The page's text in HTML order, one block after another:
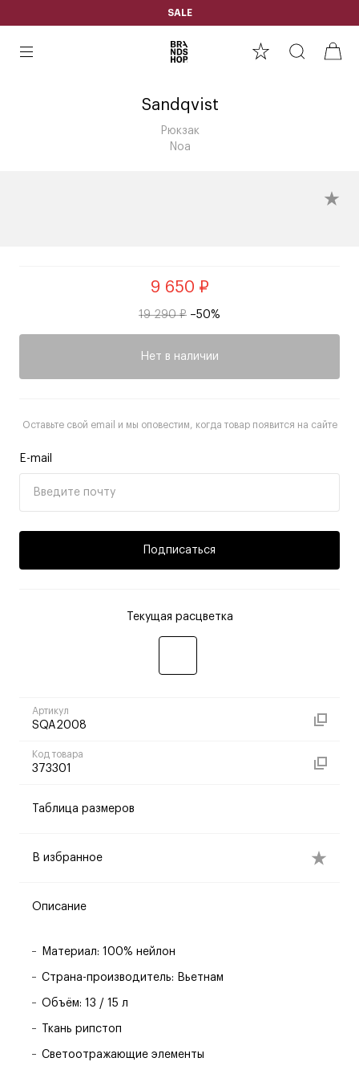
SALE
Sandqvist
Рюкзак
Noa
9 650 ₽
19 290 ₽ –50%
Нет в наличии
Оставьте свой email и мы оповестим, когда товар появится на сайте
E-mail
Подписаться
Текущая расцветка
Артикул
SQA2008
Код товара
373301
Таблица размеров
В избранное
Описание
Материал: 100% нейлон
Страна-производитель: Вьетнам
Объём: 13 / 15 л
Ткань рипстоп
Светоотражающие элементы